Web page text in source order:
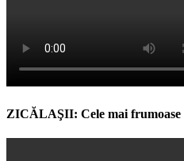
ZICĂLAŞII: Cele mai frumoase